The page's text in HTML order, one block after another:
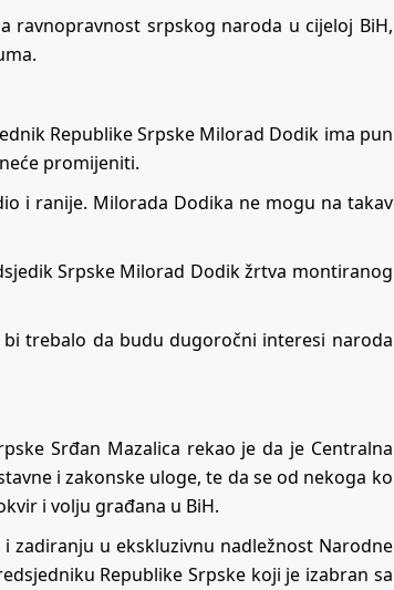
ravnopravnost srpskog naroda u cijeloj BiH,
Republike Srpske Milorad Dodik ima pun
promijeniti.
i ranije. Milorada Dodika ne mogu na takav
Srpske Milorad Dodik žrtva montiranog
trebalo da budu dugoročni interesi naroda
Srđan Mazalica rekao je da je Centralna
i zakonske uloge, te da se od nekoga ko
i volju građana u BiH.
zadiranju u ekskluzivnu nadležnost Narodne
Republike Srpske koji je izabran sa